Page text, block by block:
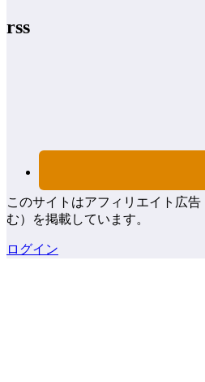
rss
このサイトはアフィリエイト広告
む）を掲載しています。
ログイン